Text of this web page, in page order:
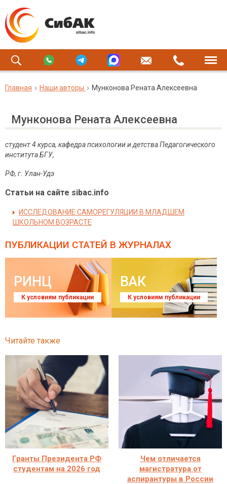
Главная Наши авторы Мунконова Рената Алексеевна
Мунконова Рената Алексеевна
студент 4 курса, кафедра психологии и детства Педагогического
института БГУ,
РФ, г. Улан-Удэ
Статьи на сайте sibac.info
ИССЛЕДОВАНИЕ САМОРЕГУЛЯЦИИ В МЛАДШЕМ
ШКОЛЬНОМ ВОЗРАСТЕ
ПУБЛИКАЦИИ СТАТЕЙ В ЖУРНАЛАХ
РИНЦ
К условиям публикации
ВАК
К условиям публикации
Читайте также
Гранты Президента РФ
студентам на 2026 год
Чем отличается
магистратура от
аспирантуры в России